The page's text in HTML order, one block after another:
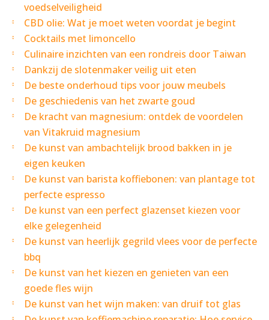
voedselveiligheid
CBD olie: Wat je moet weten voordat je begint
Cocktails met limoncello
Culinaire inzichten van een rondreis door Taiwan
Dankzij de slotenmaker veilig uit eten
De beste onderhoud tips voor jouw meubels
De geschiedenis van het zwarte goud
De kracht van magnesium: ontdek de voordelen
van Vitakruid magnesium
De kunst van ambachtelijk brood bakken in je
eigen keuken
De kunst van barista koffiebonen: van plantage tot
perfecte espresso
De kunst van een perfect glazenset kiezen voor
elke gelegenheid
De kunst van heerlijk gegrild vlees voor de perfecte
bbq
De kunst van het kiezen en genieten van een
goede fles wijn
De kunst van het wijn maken: van druif tot glas